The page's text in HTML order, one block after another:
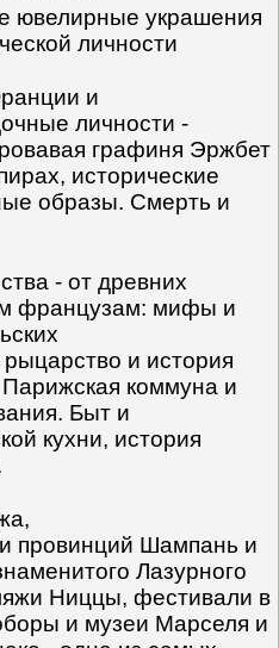
ювелирные украшения
личности
и
личности -
графиня Эржбет
исторические
образы. Смерть и
- от древних
французам: мифы и
и история
коммуна и
Быт и
кухни, история
провинций Шампань и
Лазурного
Ниццы, фестивали в
и музеи Марселя и